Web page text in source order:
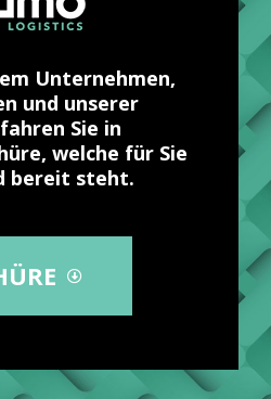
Unternehmen,
und unserer
Sie in
welche für Sie
bereit steht.